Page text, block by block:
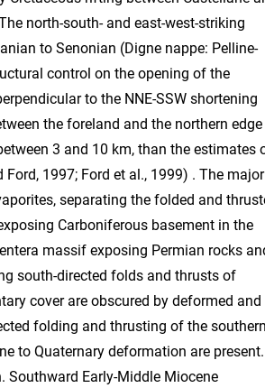
north-south- and east-west-striking
to Senonian (Digne nappe: Pelline-
control on the opening of the
to the NNE-SSW shortening
the foreland and the northern
3 and 10 km, than the estimates
1997; Ford et al., 1999) . The major
separating the folded and
Carboniferous basement in the
massif exposing Permian rocks
south-directed folds and thrusts of
cover are obscured by deformed and
folding and thrusting of the southern
to Quaternary deformation are present.
Southward Early-Middle Miocene